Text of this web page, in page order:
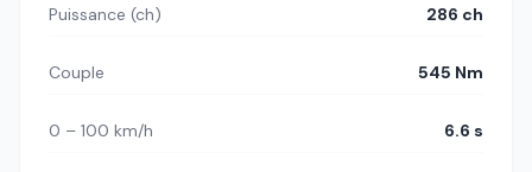
Puissance (ch) 286 ch
Couple 545 Nm
0 – 100 km/h 6.6 s